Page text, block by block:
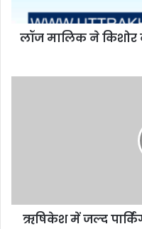
लॉज मालिक ने
ऋषिकेश में जल्द